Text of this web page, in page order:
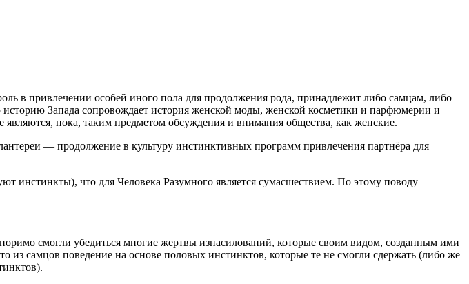
в привлечении особей иного пола для продолжения рода, принадлежит либо самцам, либо
историю Запада сопровождает история женской моды, женской косметики и парфюмерии и
пока, таким предметом обсуждения и внимания общества, как женские.
— продолжение в культуру инстинктивных программ привлечения партнёра для
инстинкты), что для Человека Разумного является сумасшествием. По этому поводу
смогли убедиться многие жертвы изнасилований, которые своим видом, созданным ими
самцов поведение на основе половых инстинктов, которые те не смогли сдержать (либо же